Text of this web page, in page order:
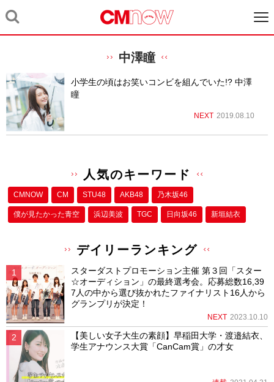
中澤瞳
小学生の頃はお笑いコンビを組んでいた!? 中澤
瞳
NEXT 2019.08.10
人気のキーワード
CMNOW CM STU48 AKB48 乃木坂46
僕が⾒たかった⻘空 浜辺美波 TGC 日向坂46 新垣結衣
デイリーランキング
スターダストプロモーション主催 第３回「スター
☆オーディション」の最終選考会。応募総数16,39
7人の中から選び抜かれたファイナリスト16人から
グランプリが決定！
NEXT 2023.10.10
【美しい女子大生の素顔】早稲田大学・渡邉結衣、
学生アナウンス大賞「CanCam賞」の才女